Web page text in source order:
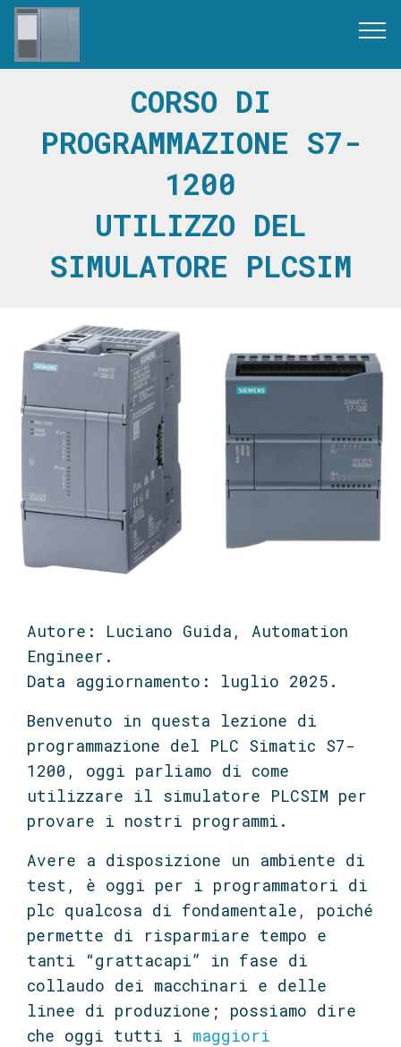
CORSO DI
PROGRAMMAZIONE S7-
1200
UTILIZZO DEL
SIMULATORE PLCSIM
Autore: Luciano Guida, Automation
Engineer.
Data aggiornamento: luglio 2025.
Benvenuto in questa lezione di
programmazione del PLC Simatic S7-
1200, oggi parliamo di come
utilizzare il simulatore PLCSIM per
provare i nostri programmi.
Avere a disposizione un ambiente di
test, è oggi per i programmatori di
plc qualcosa di fondamentale, poiché
permette di risparmiare tempo e
tanti “grattacapi” in fase di
collaudo dei macchinari e delle
linee di produzione; possiamo dire
che oggi tutti i maggiori